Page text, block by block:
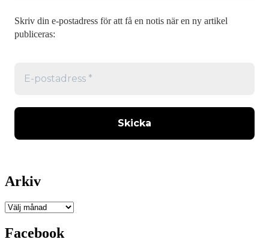
Skriv din e-postadress för att få en notis när en ny artikel
publiceras:
Arkiv
Arkiv
Facebook